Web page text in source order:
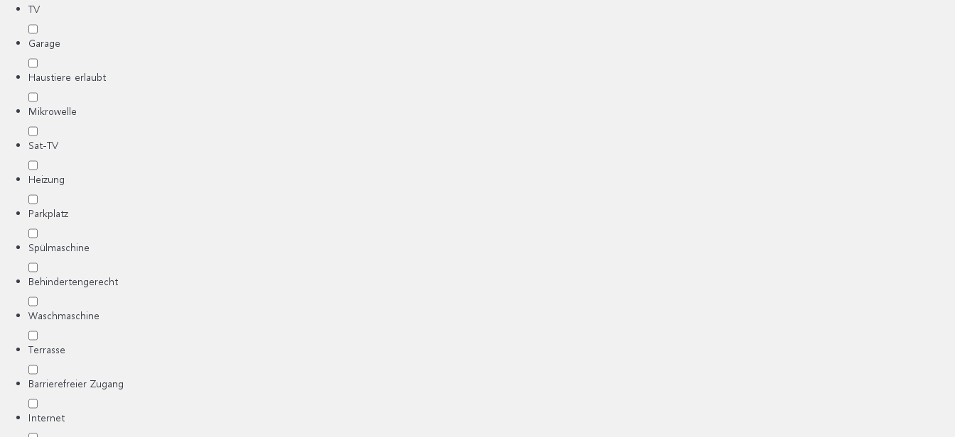
TV
Garage
Haustiere erlaubt
Mikrowelle
Sat-TV
Heizung
Parkplatz
Spülmaschine
Behindertengerecht
Waschmaschine
Terrasse
Barrierefreier Zugang
Internet